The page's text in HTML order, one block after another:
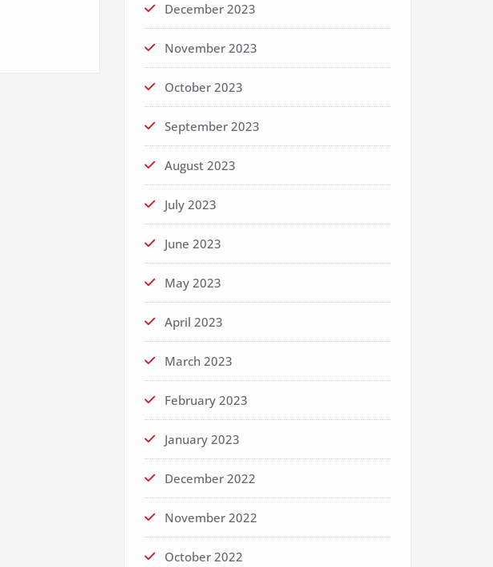
December 2023
November 2023
October 2023
September 2023
August 2023
July 2023
June 2023
May 2023
April 2023
March 2023
February 2023
January 2023
December 2022
November 2022
October 2022